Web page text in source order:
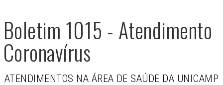
Boletim 1015 - Atendimento
Coronavírus
ATENDIMENTOS NA ÁREA DE SAÚDE DA UNICAMP